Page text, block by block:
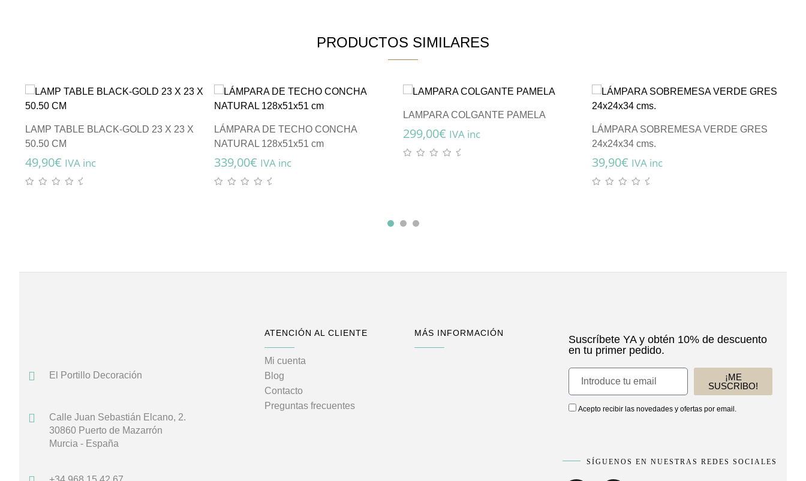
PRODUCTOS SIMILARES
LAMP TABLE BLACK-GOLD 23 X 23 X
50.50 CM
49,90€ IVA inc
LÁMPARA DE TECHO CONCHA
NATURAL 128x51x51 cm
339,00€ IVA inc
LAMPARA COLGANTE PAMELA
299,00€ IVA inc
LÁMPARA SOBREMESA VERDE GRES
24x24x34 cms.
39,90€ IVA inc
El Portillo Decoración
Calle Juan Sebastián Elcano, 2.
30860 Puerto de Mazarrón
Murcia - España
ATENCIÓN AL CLIENTE
Mi cuenta
Blog
Contacto
Preguntas frecuentes
MÁS INFORMACIÓN
Suscríbete YA y obtén 10% de descuento
en tu primer pedido.
Acepto recibir las novedades y ofertas por email.
¡ME
SUSCRIBO!
SÍGUENOS EN NUESTRAS REDES SOCIALES